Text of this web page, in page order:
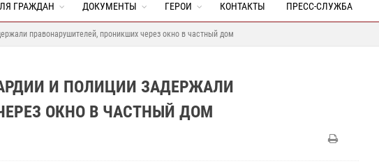
ГРАЖДАН ДОКУМЕНТЫ ГЕРОИ КОНТАКТЫ ПРЕСС-СЛУЖБА
правонарушителей, проникших через окно в частный дом
И ПОЛИЦИИ ЗАДЕРЖАЛИ
ОКНО В ЧАСТНЫЙ ДОМ